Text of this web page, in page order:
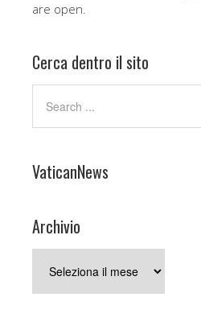
are open.
Cerca dentro il sito
VaticanNews
Archivio